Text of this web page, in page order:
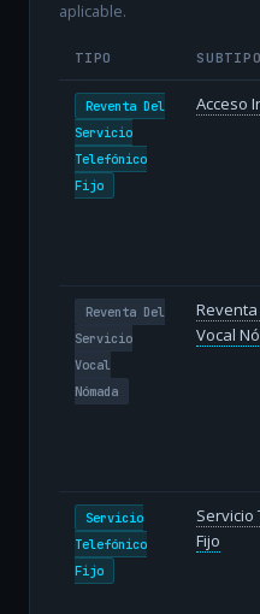
aplicable.
TIPO SUBTIPO
Reventa Del
Servicio
Telefónico
Fijo
Acceso
Reventa Del
Servicio
Vocal
Nómada
Vocal
Servicio
Telefónico
Fijo
Servicio
Fijo